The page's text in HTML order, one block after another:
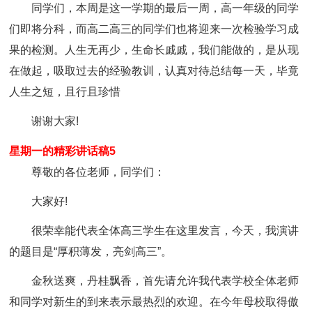
同学们，本周是这一学期的最后一周，高一年级的同学
们即将分科，而高二高三的同学们也将迎来一次检验学习成
果的检测。人生无再少，生命长戚戚，我们能做的，是从现
在做起，吸取过去的经验教训，认真对待总结每一天，毕竟
人生之短，且行且珍惜
谢谢大家!
星期一的精彩讲话稿5
尊敬的各位老师，同学们：
大家好!
很荣幸能代表全体高三学生在这里发言，今天，我演讲
的题目是“厚积薄发，亮剑高三”。
金秋送爽，丹桂飘香，首先请允许我代表学校全体老师
和同学对新生的到来表示最热烈的欢迎。在今年母校取得傲